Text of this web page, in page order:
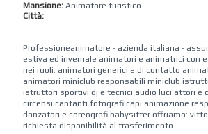
Mansione:Animatore turistico
Città:
Professioneanimatore - azienda italiana -
estiva ed invernale animatori e animatrici con
nei ruoli: animatori generici e di contatto
animatori miniclub responsabili miniclub
istruttori sportivi dj e tecnici audio luci attori e
circensi cantanti fotografi capi animazione
danzatori e coreografi babysitter offriamo:
richiesta disponibilità al trasferimento...